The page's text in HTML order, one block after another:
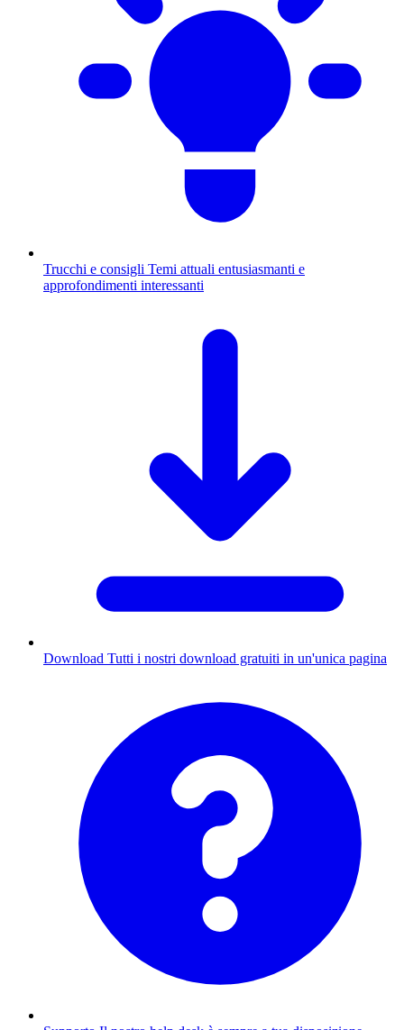
Trucchi e consigli Temi attuali entusiasmanti e
approfondimenti interessanti
Download Tutti i nostri download gratuiti in un'unica pagina